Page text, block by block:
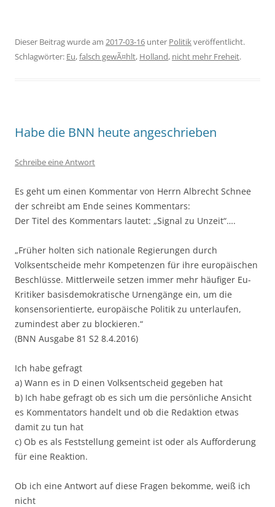
Dieser Beitrag wurde am 2017-03-16 unter Politikveröffentlicht.
Schlagwörter: Eu,falsch gewÃ¤hlt, Holland, nicht mehr Freheit.
Habe die BNN heute angeschrieben
Schreibe eine Antwort
Es geht um einen Kommentar von Herrn Albrecht Schnee
der schreibt am Ende seines Kommentars:
Der Titel des Kommentars lautet: „Signal zu Unzeit“….
„Früher holten sich nationale Regierungen durch
Volksentscheide mehr Kompetenzen für ihre europäischen
Beschlüsse. Mittlerweile setzen immer mehr häufiger Eu-
Kritiker basisdemokratische Urnengänge ein, um die
konsensorientierte, europäische Politik zu unterlaufen,
zumindest aber zu blockieren.“
(BNN Ausgabe 81 S2 8.4.2016)
Ich habe gefragt
a) Wann es in D einen Volksentscheid gegeben hat
b) Ich habe gefragt ob es sich um die persönliche Ansicht
es Kommentators handelt und ob die Redaktion etwas
damit zu tun hat
c) Ob es als Feststellung gemeint ist oder als Aufforderung
für eine Reaktion.
Ob ich eine Antwort auf diese Fragen bekomme, weiß ich
nicht